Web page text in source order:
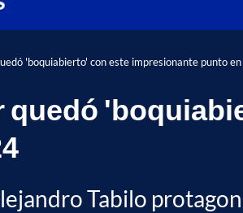
'boquiabierto' con este impresionante punto
quedó
Tabilo